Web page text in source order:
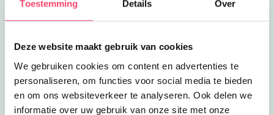
Toestemming Details Over
Deze website maakt gebruik van cookies
We gebruiken cookies om content en advertenties te
personaliseren, om functies voor social media te bieden
en om ons websiteverkeer te analyseren. Ook delen we
informatie over uw gebruik van onze site met onze
4.8 km
Eropuit
Monkey Town Sliedrecht
klimmen en klauteren bij Monkey Town
Lees meer Monkey Town Sliedrecht
Feestjes
Monkey Town kinderfeestje
Lekker klimmen en klauteren met je
Lees meer Monkey Town kinderfeestje